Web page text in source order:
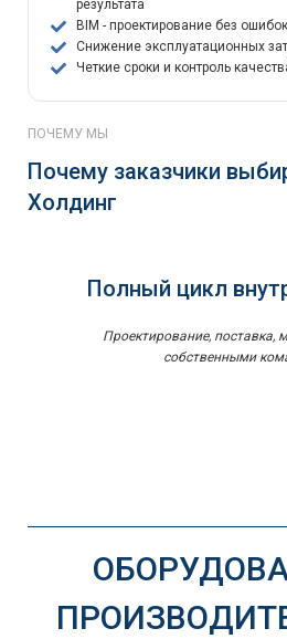
результата
BIM - проектирование без
Снижение эксплуатационных
Четкие сроки и контроль
ПОЧЕМУ МЫ
Почему заказчики
Холдинг
Полный цикл
Проектирование, поставка,
собственными